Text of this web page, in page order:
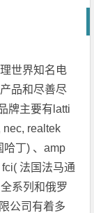
世界知名电
品和尽善尽
牌主要有latti
nec, realtek
哈丁) 、amp
法国法马通
系列和俄罗
公司有着多